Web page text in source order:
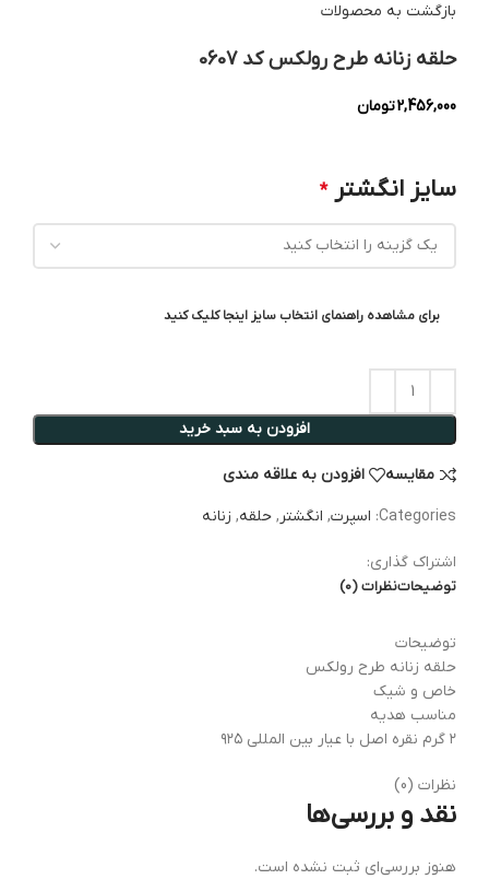
بازگشت به محصولات
حلقه زنانه طرح رولکس کد 0607
2,456,000تومان
سایز انگشتر*
برای مشاهده راهنمای انتخاب سایز اینجا کلیک کنید
افزودن به سبد خرید
مقایسه افزودن به علاقه مندی
Categories: اسپرت, انگشتر, حلقه, زنانه
اشتراک گذاری:
توضیحاتنظرات (0)
توضیحات
حلقه زنانه طرح رولکس
خاص و شیک
مناسب هدیه
۲ گرم نقره اصل با عیار بین المللی ۹۲۵
نظرات (0)
نقد و بررسی‌ها
هنوز بررسی‌ای ثبت نشده است.